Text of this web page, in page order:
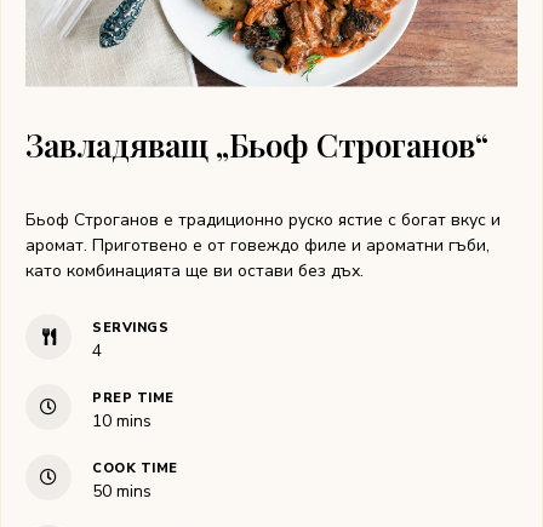
Завладяващ „Бьоф Строганов“
Бьоф Строганов е традиционно руско ястие с богат вкус и
аромат. Приготвено е от говеждо филе и ароматни гъби,
като комбинацията ще ви остави без дъх.
SERVINGS
4
PREP TIME
10minutes
mins
COOK TIME
50minutes
mins